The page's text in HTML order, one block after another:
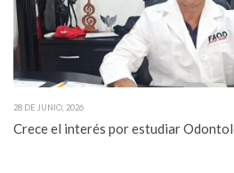
28 DE JUNIO, 2026
Crece el interés por estudiar